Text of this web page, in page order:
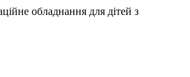
обладнання для дітей з